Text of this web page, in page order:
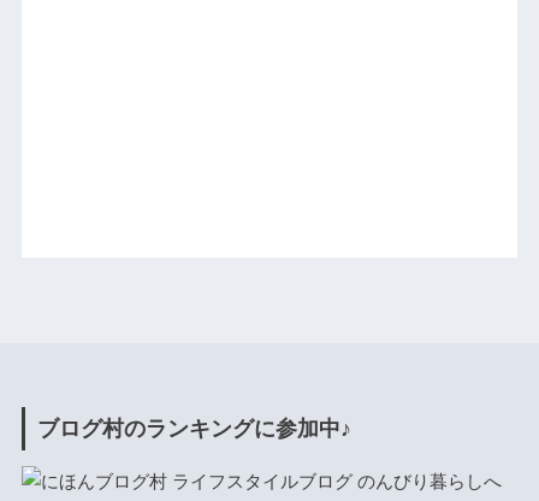
ブログ村のランキングに参加中♪